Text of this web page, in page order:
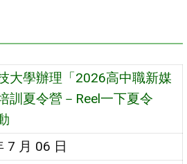
大學辦理「2026高中職新媒
訓夏令營－Reel一下夏令
7 月 06 日